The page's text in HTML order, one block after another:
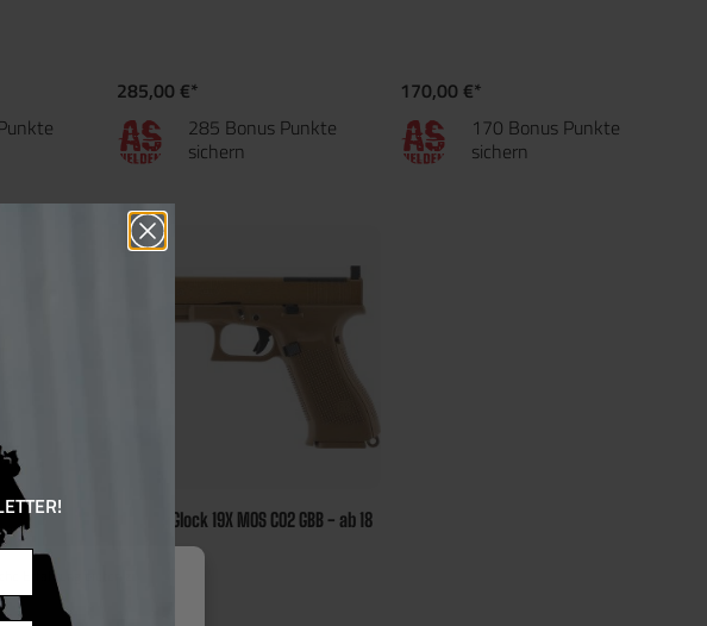
285,00 €*
285 Bonus Punkte
sichern
170,00 €*
170 Bonus Punkte
sichern
Version
Umarex Glock 19X MOS CO2 GBB - ab 18
Erfahrung bieten zu